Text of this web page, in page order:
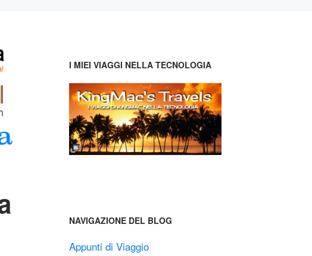
I MIEI VIAGGI NELLA TECNOLOGIA
NAVIGAZIONE DEL BLOG
Appunti di Viaggio